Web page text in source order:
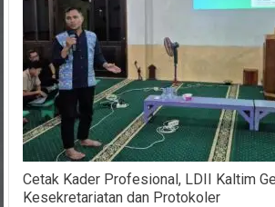
Cetak Kader Profesional, LDII Kaltim
Kesekretariatan dan Protokoler